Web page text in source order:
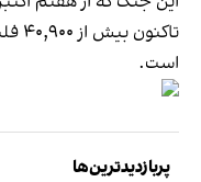
است.
پربازدیدترین‌ها